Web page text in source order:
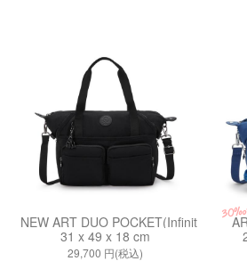
NEW ART DUO POCKET(Infinite Black)
31 x 49 x 18 cm
29,700 円(税込)